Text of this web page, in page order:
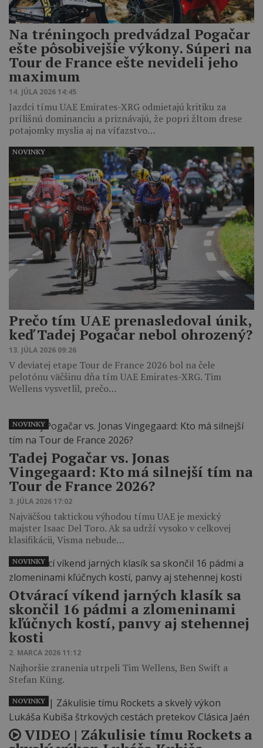
Na tréningoch predvádzal Pogačar
ešte pôsobivejšie výkony. Súperi na
Tour de France ešte nevideli jeho
maximum
14. JÚLA 2026 14:45
Jazdci tímu UAE Emirates-XRG odmietajú kritiku za
prílišnú dominanciu a priznávajú, že popri žltom drese
potajomky myslia aj na víťazstvo…
Prečo tím UAE prenasledoval únik,
keď Tadej Pogačar nebol ohrozený?
13. JÚLA 2026 09:26
V deviatej etape Tour de France 2026 bol na čele
pelotónu väčšinu dňa tím UAE Emirates-XRG. Tim
Wellens vysvetlil, prečo…
NOVINKY
Tadej Pogačar vs. Jonas
Vingegaard: Kto má silnejší tím na
Tour de France 2026?
3. JÚLA 2026 17:02
Najväčšou taktickou výhodou tímu UAE je mexický
majster Isaac Del Toro. Ak sa udrží vysoko v celkovej
klasifikácii, Visma nebude…
NOVINKY
Otvárací víkend jarných klasík sa
skončil 16 pádmi a zlomeninami
kľúčnych kostí, panvy aj stehennej
kosti
2. MARCA 2026 11:12
Najhoršie zranenia utrpeli Tim Wellens, Ben Swift a
Stefan Küng.
NOVINKY
VIDEO | Zákulisie tímu Rockets a
NOVINKY